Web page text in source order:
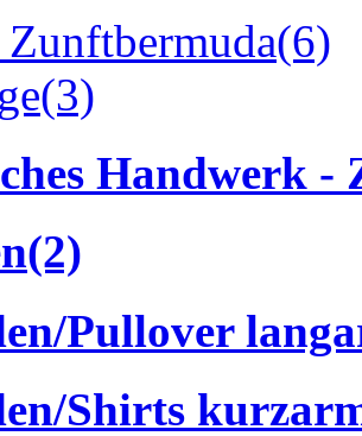
(6)
(3)
Handwerk -
(2)
Pullover
Shirts